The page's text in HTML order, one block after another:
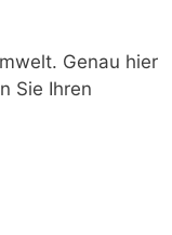
Genau hier
Sie Ihren